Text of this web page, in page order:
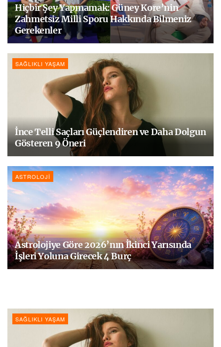
Hiçbir Şey Yapmamak: Güney Kore’nin
Zahmetsiz Milli Sporu Hakkında Bilmeniz
Gerekenler
SAĞLIKLI YAŞAM
İnce Telli Saçları Güçlendiren ve Daha Dolgun
Gösteren 9 Öneri
ASTROLOJI
Astrolojiye Göre 2026’nın İkinci Yarısında
İşleri Yoluna Girecek 4 Burç
SAĞLIKLI YAŞAM